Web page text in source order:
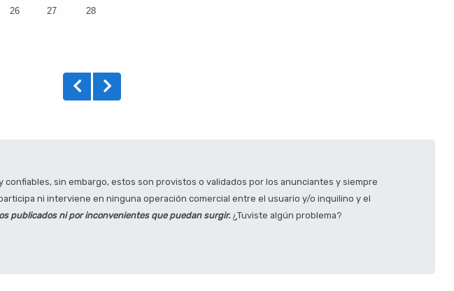
26 27
28
sin embargo, estos son provistos o validados por los anunciantes y siempre
ni interviene en ninguna operación comercial entre el usuario y/o inquilino y el
publicados ni por inconvenientes que puedan surgir. ¿Tuviste algún problema?